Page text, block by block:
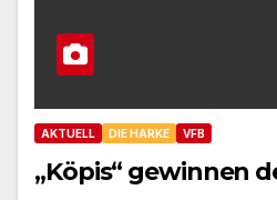
AKTUELL DIE HARKE VFB
„Köpis“ gewinnen